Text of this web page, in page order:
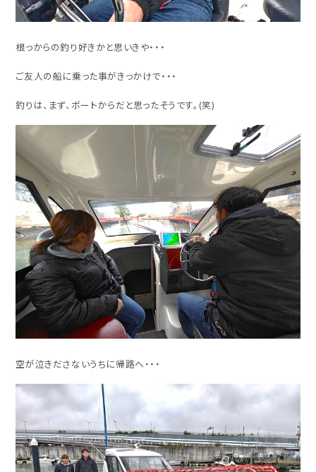
根っからの釣り好きかと思いきや・・・
ご友人の船に乗った事がきっかけで・・・
釣りは、まず、ボートからだと思ったそうです。(笑)
空が泣きださないうちに帰路へ・・・